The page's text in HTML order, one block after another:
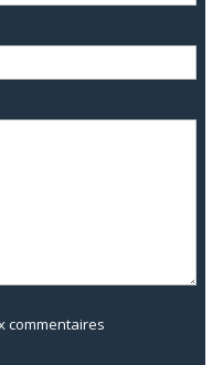
commentaires